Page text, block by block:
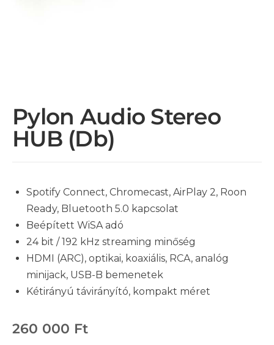
Pylon Audio Stereo
HUB (db)
Spotify Connect, Chromecast, AirPlay 2, Roon
Ready, Bluetooth 5.0 kapcsolat
Beépített WiSA adó
24 bit / 192 kHz streaming minőség
HDMI (ARC), optikai, koaxiális, RCA, analóg
minijack, USB-B bemenetek
Kétirányú távirányító, kompakt méret
260 000 Ft